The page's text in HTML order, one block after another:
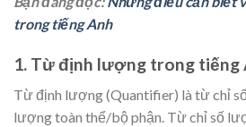
trong tiếng Anh
1. Từ định lượng trong tiếng
Từ định lượng (Quantifier) là từ chỉ
lượng toàn thể/bộ phận. Từ chỉ số